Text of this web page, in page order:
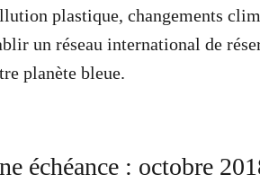
plastique, changements
un réseau international de
planète bleue.
échéance : octobre